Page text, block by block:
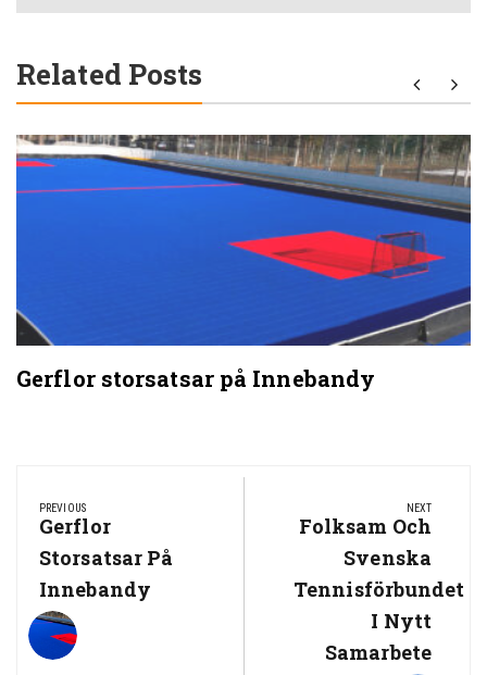
Related Posts
Gerflor storsatsar på Innebandy
navigation
PREVIOUS
Previous
Post:
Gerflor
Storsatsar På
Innebandy
NEXT
Next
Folksam Och
Svenska
Tennisförbundet
I Nytt
Samarbete